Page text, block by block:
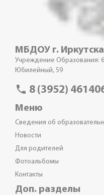
МБДОУ г.
Учреждение Образования:
Юбилейный, 59
phone 8 (3952)
Меню
Сведения об
Новости
Для родителей
Фотоальбомы
Контакты
Доп. разделы